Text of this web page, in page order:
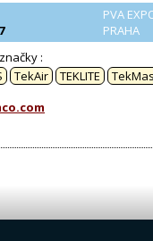
PVA
PRAHA
:
TekAir TEKLITE